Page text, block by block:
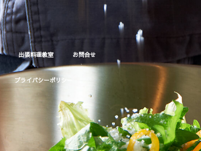
出張料理教室 お問合せ
プライバシーポリシー